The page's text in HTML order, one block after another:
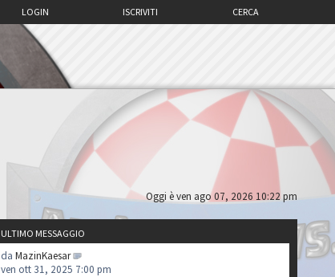
CERCA
ISCRIVITI
LOGIN
Oggi è ven ago 07, 2026 10:22 pm
ULTIMO MESSAGGIO
da MazinKaesar
ven ott 31, 2025 7:00 pm